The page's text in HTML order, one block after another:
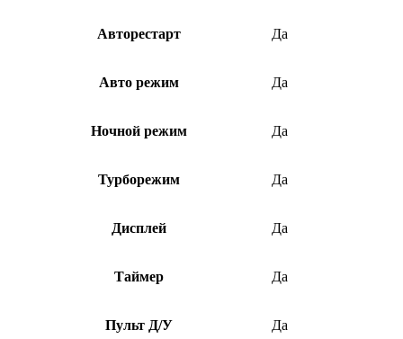
Авторестарт Да
Авто режим Да
Ночной режим Да
Турборежим Да
Дисплей Да
Таймер Да
Пульт Д/У Да